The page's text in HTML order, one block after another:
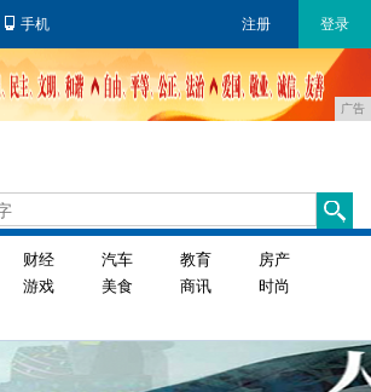
手机 注册 登录
广告
财经 汽车 教育
房产
游戏 美食 商讯
时尚